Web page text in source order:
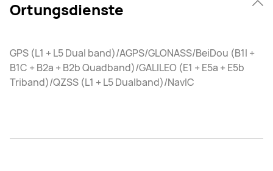
Ortungsdienste
GPS (L1 + L5 Dual band)/AGPS/GLONASS/BeiDou (B1I +
B1C + B2a + B2b Quadband)/GALILEO (E1 + E5a + E5b
Triband)/QZSS (L1 + L5 Dualband)/NavIC